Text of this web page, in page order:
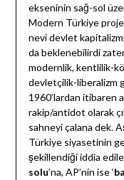
ekseninin sağ-sol
Modern Türkiye
nevi devlet
da beklenebilirdi
modernlik, kentlilik-
devletçilik-liberalizm
1960’lardan itibaren
rakip/antidot olarak
sahneyi çalana dek.
Türkiye siyasetinin
şekillendiği iddia
solu’na, AP’nin ise ‘